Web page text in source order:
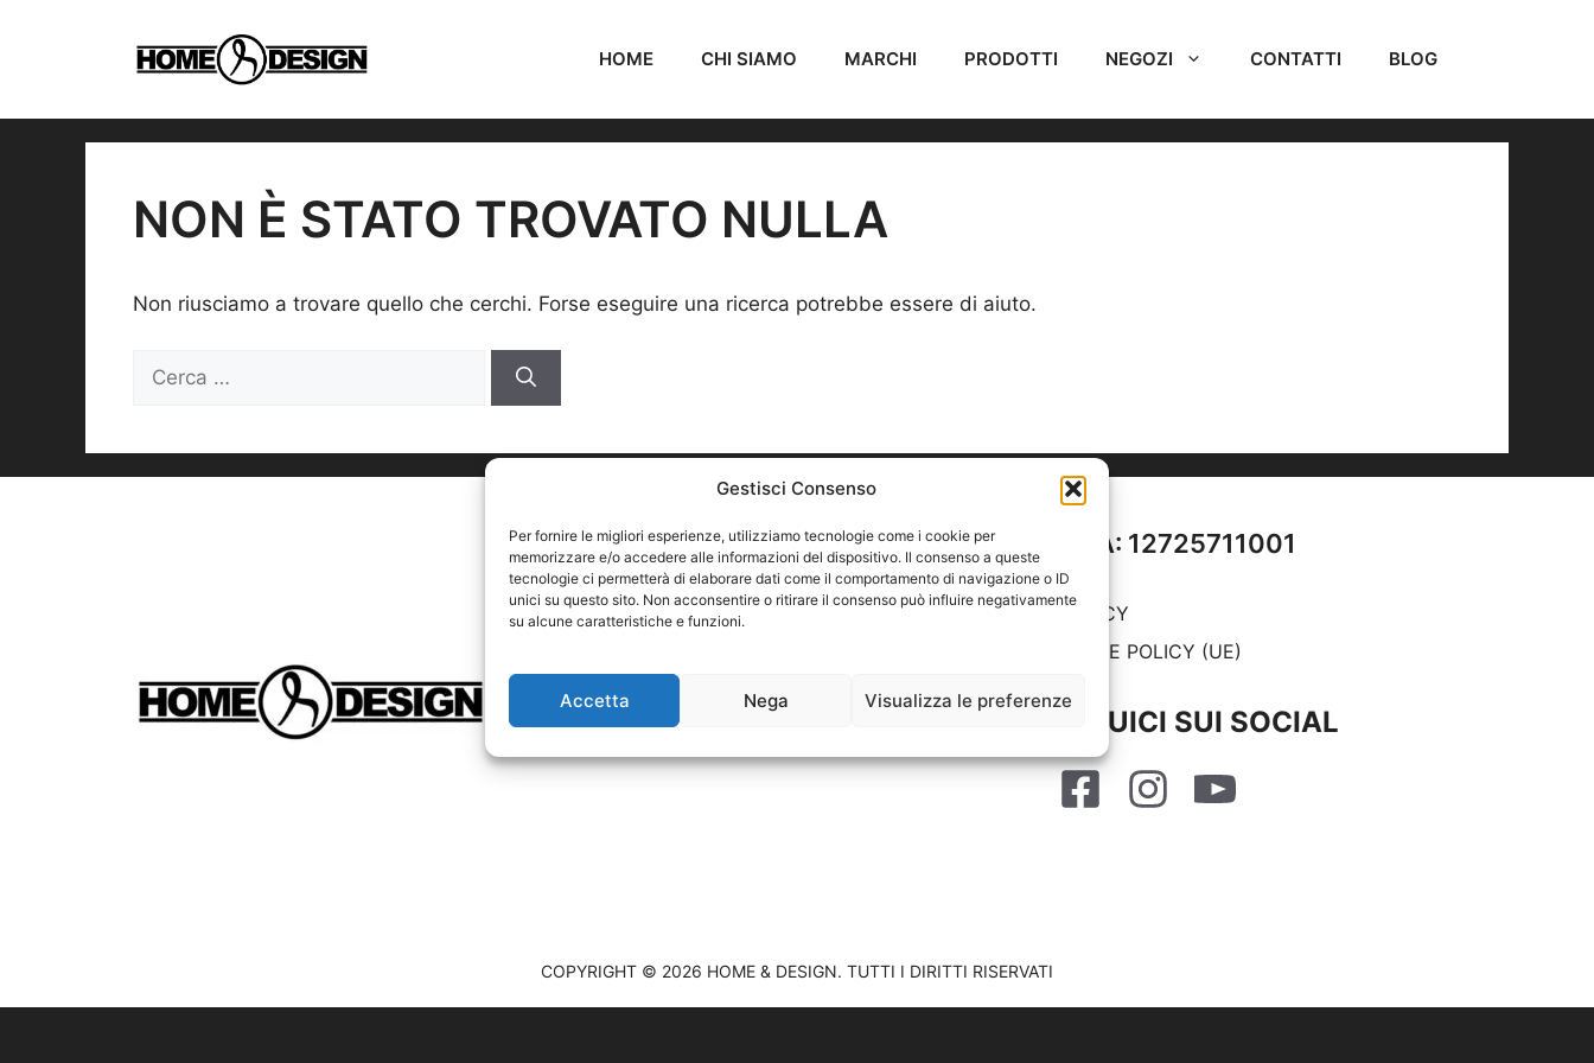
Gestisci Consenso
Per fornire le migliori esperienze, utilizziamo tecnologie come i cookie per
memorizzare e/o accedere alle informazioni del dispositivo. Il consenso a queste
tecnologie ci permetterà di elaborare dati come il comportamento di navigazione o ID
unici su questo sito. Non acconsentire o ritirare il consenso può influire negativamente
su alcune caratteristiche e funzioni.
Accetta Nega Visualizza le preferenze
HOME CHI SIAMO MARCHI PRODOTTI NEGOZI CONTATTI BLOG
NON È STATO TROVATO NULLA
Non riusciamo a trovare quello che cerchi. Forse eseguire una ricerca potrebbe essere di aiuto.
per:
P.IVA: 12725711001
PRIVACY
COOKIE POLICY (UE)
SEGUICI SUI SOCIAL
COPYRIGHT © 2026 HOME & DESIGN. TUTTI I DIRITTI RISERVATI